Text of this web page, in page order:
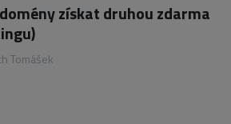
získat druhou zdarma
Tomášek